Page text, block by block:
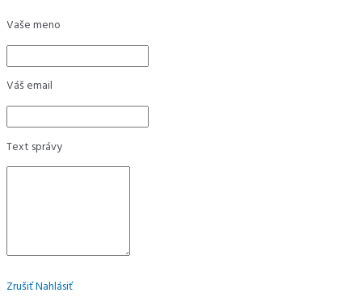
Vaše meno
Váš email
Text správy
ZrušiťNahlásiť